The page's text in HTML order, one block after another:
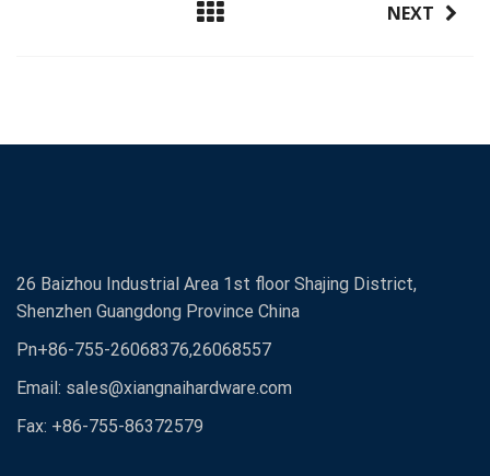
NEXT
26 Baizhou Industrial Area 1st floor Shajing District,
Shenzhen Guangdong Province China
Pn+86-755-26068376,26068557
Email: sales@xiangnaihardware.com
Fax: +86-755-86372579